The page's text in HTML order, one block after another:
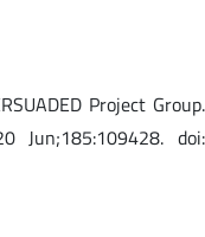
Project Group.
Jun;185:109428. doi: